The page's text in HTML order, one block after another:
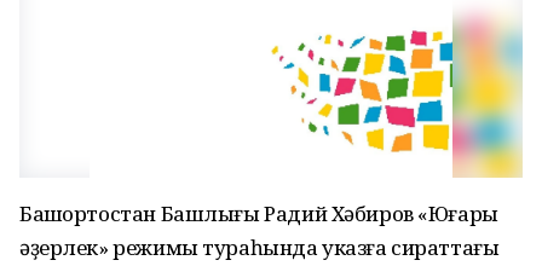
Башҡортостан Башлығы Радий Хәбиров «Юғары
әҙерлек» режимы тураһында указға сираттағы